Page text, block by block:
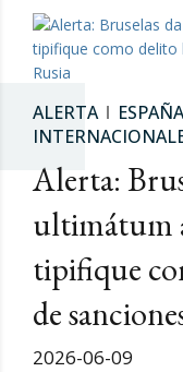
ALERTA ESPAÑA
Alerta:
ultimátum
tipifique
de
2026-06-09